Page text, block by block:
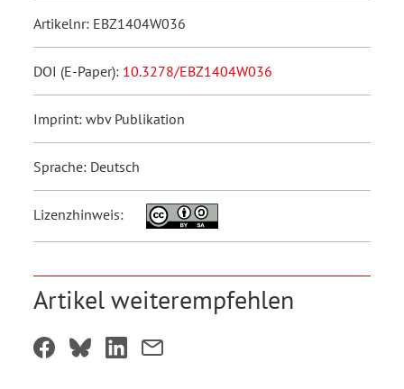
Artikelnr: EBZ1404W036
DOI (E-Paper): 10.3278/EBZ1404W036
Imprint: wbv Publikation
Sprache: Deutsch
Lizenzhinweis:
Artikel weiterempfehlen